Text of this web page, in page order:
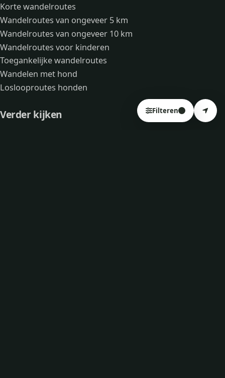
Filteren
Korte wandelroutes
Wandelroutes van ongeveer 5 km
Wandelroutes van ongeveer 10 km
Wandelroutes voor kinderen
Toegankelijke wandelroutes
Wandelen met hond
Loslooproutes honden
Verder kijken